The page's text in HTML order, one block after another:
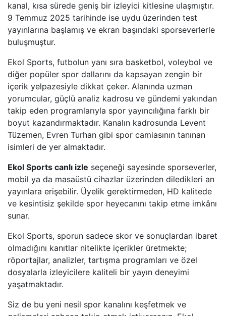
TEVE2
TV8,5
SöZCü TV
NTV
HABER GLOBAL
HABERTüRK
HALK TV
A HABER
TELE1
CNN TüRK
kanal, kısa sürede geniş bir izleyici kitlesine ulaşmıştır.
9 Temmuz 2025 tarihinde ise uydu üzerinden test
yayınlarına başlamış ve ekran başındaki sporseverlerle
buluşmuştur.
Ekol Sports, futbolun yanı sıra basketbol, voleybol ve
diğer popüler spor dallarını da kapsayan zengin bir
içerik yelpazesiyle dikkat çeker. Alanında uzman
yorumcular, güçlü analiz kadrosu ve gündemi yakından
takip eden programlarıyla spor yayıncılığına farklı bir
boyut kazandırmaktadır. Kanalın kadrosunda Levent
Tüzemen, Evren Turhan gibi spor camiasının tanınan
isimleri de yer almaktadır.
Ekol Sports canlı izle seçeneği sayesinde sporseverler,
mobil ya da masaüstü cihazlar üzerinden diledikleri an
yayınlara erişebilir. Üyelik gerektirmeden, HD kalitede
ve kesintisiz şekilde spor heyecanını takip etme imkânı
sunar.
Ekol Sports, sporun sadece skor ve sonuçlardan ibaret
olmadığını kanıtlar nitelikte içerikler üretmekte;
röportajlar, analizler, tartışma programları ve özel
dosyalarla izleyicilere kaliteli bir yayın deneyimi
yaşatmaktadır.
Siz de bu yeni nesil spor kanalını keşfetmek ve